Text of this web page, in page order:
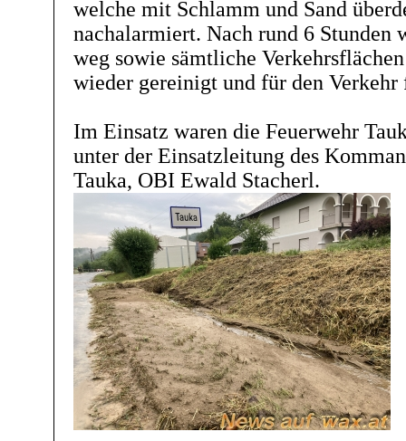
welche mit Schlamm und Sand
nachalarmiert. Nach rund 6 Stunden
weg sowie sämtliche
wieder gereinigt und für den Verkehr
Im Einsatz waren die Feuerwehr
unter der Einsatzleitung des
Tauka, OBI Ewald Stacherl.